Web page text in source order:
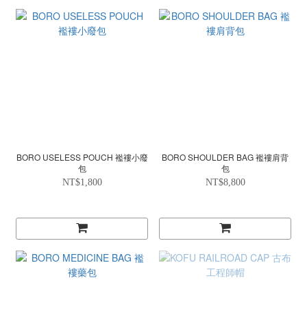
BORO USELESS POUCH 襤褸小廢
包
NT$1,800
BORO SHOULDER BAG 襤褸肩背
包
NT$8,800